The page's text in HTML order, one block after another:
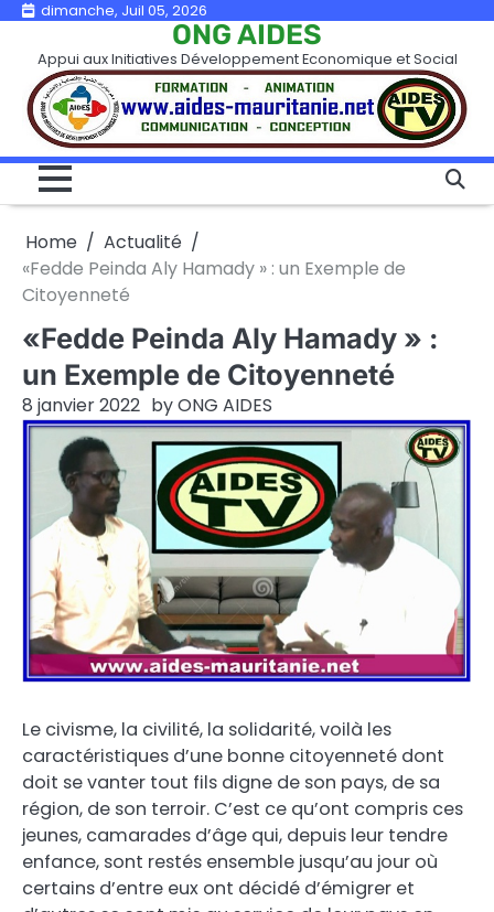
Skip
content
dimanche, Juil 05, 2026
ONG AIDES
Appui aux Initiatives Développement Economique et Social
Home
Actualité
«Fedde Peinda Aly Hamady » : un Exemple de
Citoyenneté
«Fedde Peinda Aly Hamady » :
un Exemple de Citoyenneté
8 janvier 2022 byONG AIDES
Le civisme, la civilité, la solidarité, voilà les
caractéristiques d’une bonne citoyenneté dont
doit se vanter tout fils digne de son pays, de sa
région, de son terroir. C’est ce qu’ont compris ces
jeunes, camarades d’âge qui, depuis leur tendre
enfance, sont restés ensemble jusqu’au jour où
certains d’entre eux ont décidé d’émigrer et